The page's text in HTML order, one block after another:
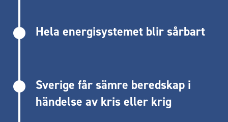
Hela energisystemet blir sårbart
Sverige får sämre beredskap i
händelse av kris eller krig